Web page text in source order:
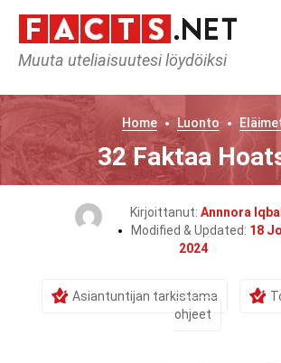
Muuta uteliaisuutesi löydöiksi
Home Luonto
32 Faktaa
Kirjoittanut: Annnora Iqbal
Modified & Updated: 18
2024
Asiantuntijan tarkistama
ohjeet